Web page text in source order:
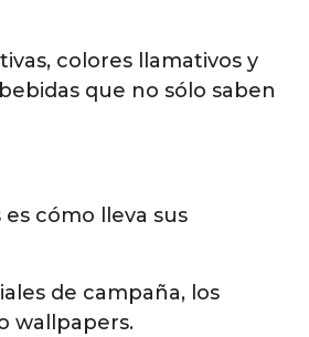
colores llamativos y
que no sólo saben
cómo lleva sus
de campaña, los
wallpapers.